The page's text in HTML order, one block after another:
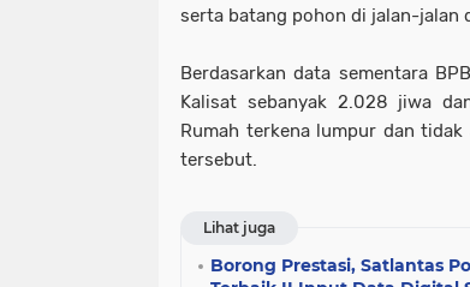
serta batang pohon di jalan-jalan
Berdasarkan data sementara
Kalisat sebanyak 2.028 jiwa
Rumah terkena lumpur dan
tersebut.
Lihat juga
Borong Prestasi, Satlantas